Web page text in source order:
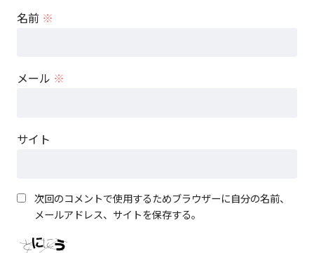
名前 ※
メール ※
サイト
次回のコメントで使用するためブラウザーに自分の名前、
メールアドレス、サイトを保存する。